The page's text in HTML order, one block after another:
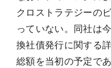
クロストラテジーの
っていない。同社は
換社債発行に関する
総額を当初の予定で